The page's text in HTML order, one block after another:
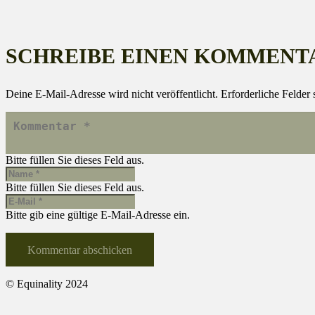
SCHREIBE EINEN
Deine E-Mail-Adresse wird nicht veröffentlicht. Erforderliche Felder
Bitte füllen Sie dieses Feld aus.
Bitte füllen Sie dieses Feld aus.
Bitte gib eine gültige E-Mail-Adresse ein.
Kommentar abschicken
© Equinality 2024